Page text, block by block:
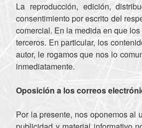
La reproducción, edición,
consentimiento por escrito del
comercial. En la medida en que
terceros. En particular, los
autor, le rogamos que nos lo
inmediatamente.
Oposición a los correos
Por la presente, nos oponemos